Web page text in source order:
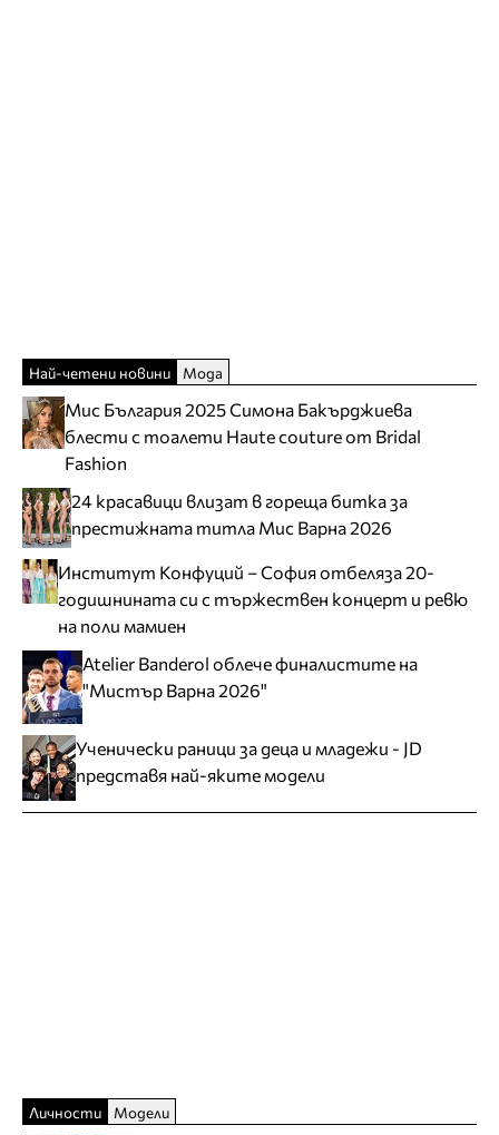
Най-четени новини Мода
Мис България 2025 Симона Бакърджиева
блести с тоалети Haute couture от Bridal
Fashion
24 красавици влизат в гореща битка за
престижната титла Мис Варна 2026
Институт Конфуций – София отбеляза 20-
годишнината си с тържествен концерт и ревю
на поли мамиен
Atelier Banderol облече финалистите на
"Мистър Варна 2026"
Ученически раници за деца и младежи - JD
представя най-яките модели
Личности Модели